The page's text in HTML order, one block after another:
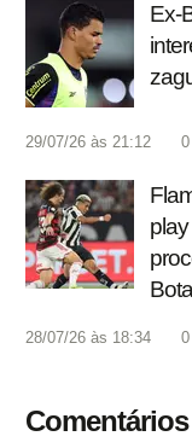
Ex-
29/07/26 às 21:12 0
28/07/26 às 18:34 0
Comentários